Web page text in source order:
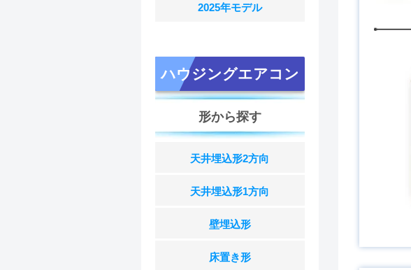
2025年モデル
ハウジングエアコン
形から探す
天井埋込形2方向
天井埋込形1方向
壁埋込形
床置き形